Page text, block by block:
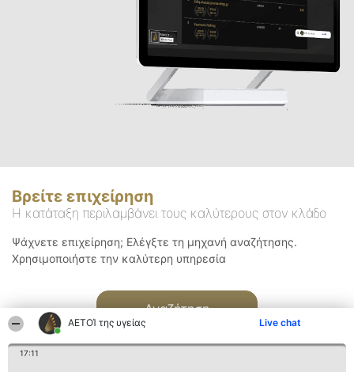
ΑΕΤΟΊ της υγείας Live chat
17:11
Βρείτε επιχείρηση
Η κατάταξη περιλαμβάνει τους καλύτερους στον κλάδο
Ψάχνετε επιχείρηση; Ελέγξτε τη μηχανή αναζήτησης.
Χρησιμοποιήστε την καλύτερη υπηρεσία
Αναζήτηση